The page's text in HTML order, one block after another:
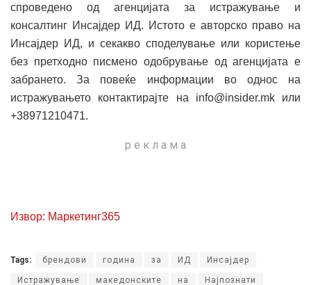
спроведено од агенцијата за истражување и
консалтинг Инсајдер ИД. Истото е авторско право на
Инсајдер ИД, и секакво споделување или користење
без претходно писмено одобрување од агенцијата е
забрането. За повеќе информации во однос на
истражувањето контактирајте на info@insider.mk или
+38971210471.
р е к л а м а
Извор: Маркетинг365
Tags: брендови година за ИД Инсајдер
Истражување македонските на Најпознати